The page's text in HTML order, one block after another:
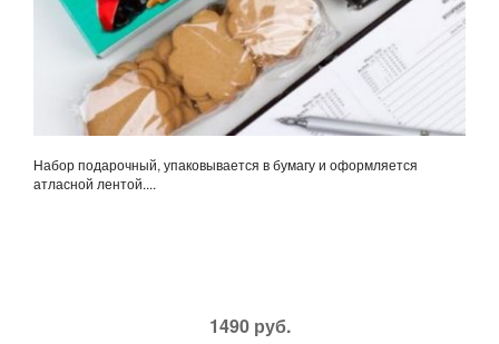
Набор подарочный, упаковывается в бумагу и оформляется
атласной лентой....
1490 руб.